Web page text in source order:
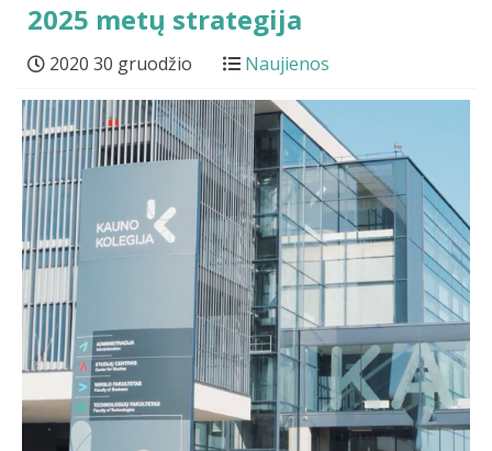
2025 metų strategija
2020 30 gruodžio Naujienos